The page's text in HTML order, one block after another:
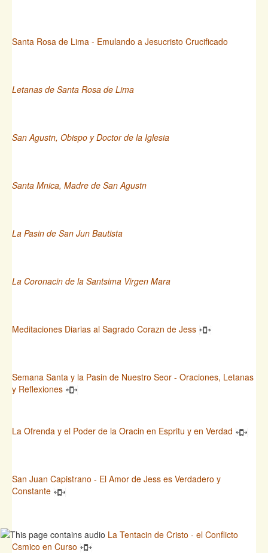
Santa Rosa de Lima - Emulando a Jesucristo Crucificado
Letanas de Santa Rosa de Lima
San Agustn, Obispo y Doctor de la Iglesia
Santa Mnica, Madre de San Agustn
La Pasin de San Jun Bautista
La Coronacin de la Santsima Virgen Mara
Meditaciones Diarias al Sagrado Corazn de Jess
Semana Santa y la Pasin de Nuestro Seor - Oraciones, Letanas
y Reflexiones
La Ofrenda y el Poder de la Oracin en Espritu y en Verdad
San Juan Capistrano - El Amor de Jess es Verdadero y
Constante
La Tentacin de Cristo - el Conflicto
Csmico en Curso